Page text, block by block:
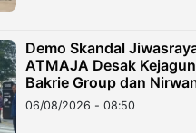
Demo Skandal
ATMAJA Desak
Bakrie Group dan
06/08/2026 - 08:50